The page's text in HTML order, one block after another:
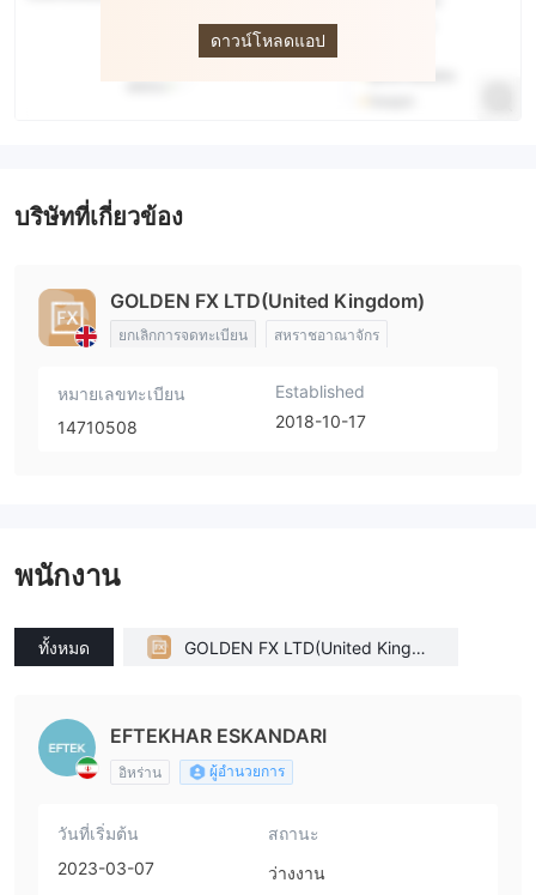
ดาวน์โหลดแอป
บริษัทที่เกี่ยวข้อง
GOLDEN FX LTD(United Kingdom)
ยกเลิกการจดทะเบียน สหราชอาณาจักร
หมายเลขทะเบียน
14710508
Established
2018-10-17
พนักงาน
ทั้งหมด
GOLDEN FX LTD(United Kingdo
EFTEKHAR ESKANDARI
อิหร่าน ผู้อำนวยการ
วันที่เริ่มต้น
2023-03-07
สถานะ
ว่างงาน